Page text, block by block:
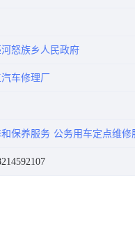
怒族乡人民政府
车修理厂
保养服务 公务用车定点维修